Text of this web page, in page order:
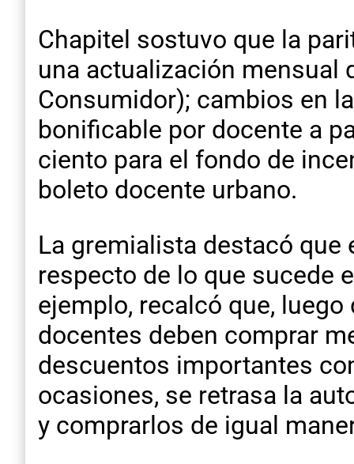
Chapitel sostuvo que la
una actualización mensual
Consumidor); cambios en
bonificable por docente a
ciento para el fondo de
boleto docente urbano.
La gremialista destacó
respecto de lo que sucede
ejemplo, recalcó que,
docentes deben comprar
descuentos importantes
ocasiones, se retrasa la
y comprarlos de igual